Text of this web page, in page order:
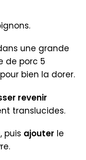
une grande
de porc 5
bien la dorer.
revenir
translucides.
puis ajouter le